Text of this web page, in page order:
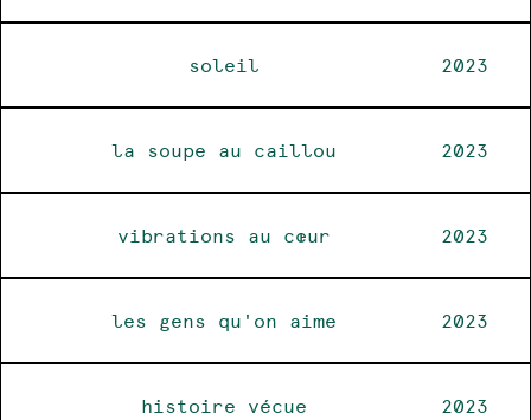
soleil 2023
la soupe au caillou 2023
vibrations au cœur 2023
les gens qu'on aime 2023
histoire vécue 2023